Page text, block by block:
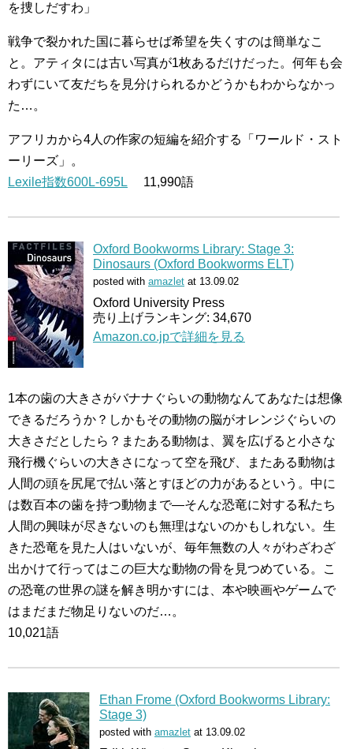
を捜しだすわ」
戦争で裂かれた国に暮らせば希望を失くすのは簡単なこ
と。アティタには古い写真が1枚あるだけだった。何年も会
わずにいて友だちを見分けられるかどうかもわからなかっ
た…。
アフリカから4人の作家の短編を紹介する「ワールド・スト
ーリーズ」。
Lexile指数600L-695L 11,990語
Oxford Bookworms Library: Stage 3:
Dinosaurs (Oxford Bookworms ELT)
posted with amazlet at 13.09.02
Oxford University Press
売り上げランキング: 34,670
Amazon.co.jpで詳細を見る
1本の歯の大きさがバナナぐらいの動物なんてあなたは想像
できるだろうか？しかもその動物の脳がオレンジぐらいの
大きさだとしたら？またある動物は、翼を広げると小さな
飛行機ぐらいの大きさになって空を飛び、またある動物は
人間の頭を尻尾で払い落とすほどの力があるという。中に
は数百本の歯を持つ動物まで―そんな恐竜に対する私たち
人間の興味が尽きないのも無理はないのかもしれない。生
きた恐竜を見た人はいないが、毎年無数の人々がわざわざ
出かけて行ってはこの巨大な動物の骨を見つめている。こ
の恐竜の世界の謎を解き明かすには、本や映画やゲームで
はまだまだ物足りないのだ…。
10,021語
Ethan Frome (Oxford Bookworms Library:
Stage 3)
posted with amazlet at 13.09.02